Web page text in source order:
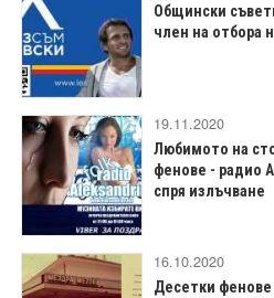
Общински
член на отбора
19.11.2020
Любимото на
фенове - радио
спря излъчване
16.10.2020
Десетки фенове